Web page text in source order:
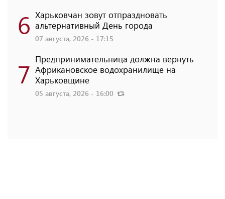
6 Харьковчан зовут отпраздновать
альтернативный День города
07 августа, 2026 - 17:15
7 Предпринимательница должна вернуть
Африкановское водохранилище на
Харьковщине
05 августа, 2026 - 16:00